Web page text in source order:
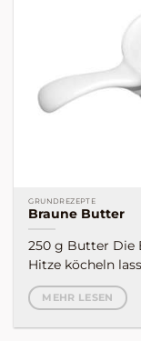
GRUNDREZEPTE
Braune Butter
250 g Butter Die
Hitze köcheln
MEHR LESEN